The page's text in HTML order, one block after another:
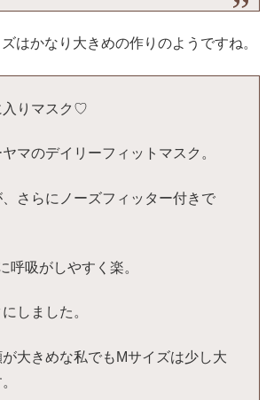
はかなり大きめの作りのようですね。
入りマスク♡
マのデイリーフィットマスク。
さらにノーズフィッター付きで
呼吸がしやすく楽。
しました。
大きめな私でもMサイズは少し大